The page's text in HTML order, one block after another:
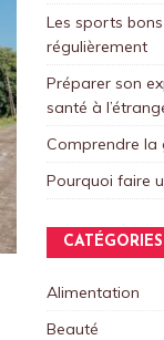
Les sports
régulièrement
Préparer son
santé à
Comprendre la
Pourquoi faire
CATÉGORIES
Alimentation
Beauté